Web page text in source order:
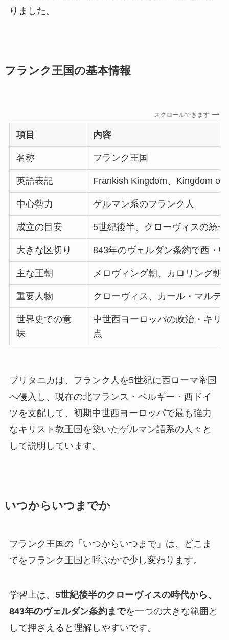
りました。
フランク王国の基本情報
スクロールできます
項目 内容
名称 フランク王国
英語表記 Frankish Kingdom、Kingdom of
中心勢力 ゲルマン系のフランク人
成立の目安 5世紀後半、クローヴィスの統
大きな区切り 843年のヴェルダン条約で西・
主な王朝 メロヴィング朝、カロリング朝
重要人物 クローヴィス、カール・マルテ
世界史での意
味
中世西ヨーロッパの政治・キリ
点
ブリタニカは、フランク人を5世紀に西ローマ帝国
へ侵入し、現在の北フランス・ベルギー・西ドイ
ツを支配して、初期中世西ヨーロッパで最も強力
なキリスト教王国を築いたゲルマン語系の人々と
して説明しています。
いつからいつまでか
フランク王国の「いつからいつまで」は、どこま
でをフランク王国と呼ぶかで少し変わります。
学習上は、 5世紀後半のクローヴィスの時代から、
843年のヴェルダン条約までを一つの大きな範囲と
して押さえると理解しやすいです。